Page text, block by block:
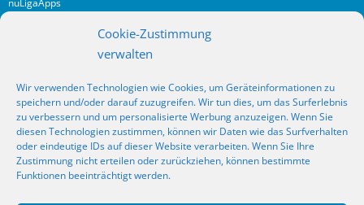
Cookie-Zustimmung
verwalten
Wir verwenden Technologien wie Cookies, um Geräteinformationen zu
speichern und/oder darauf zuzugreifen. Wir tun dies, um das Surferlebnis
zu verbessern und um personalisierte Werbung anzuzeigen. Wenn Sie
diesen Technologien zustimmen, können wir Daten wie das Surfverhalten
oder eindeutige IDs auf dieser Website verarbeiten. Wenn Sie Ihre
Zustimmung nicht erteilen oder zurückziehen, können bestimmte
Funktionen beeinträchtigt werden.
RSS
Fragen? Kontakt!
SOCIAL MEDIA